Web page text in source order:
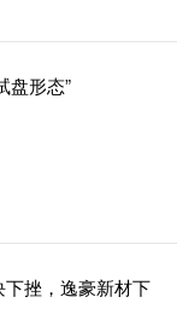
盘形态”
挫，逸豪新材下